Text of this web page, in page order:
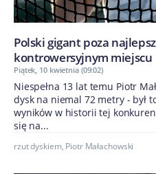
Polski gigant poza
kontrowersyjnym miejscu
Piątek, 10 kwietnia (09:02)
Niespełna 13 lat temu Piotr
dysk na niemal 72 metry - był
wyników w historii tej
się na...
rzut dyskiem, ​Piotr Małachowski